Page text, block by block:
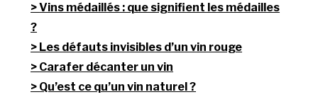
Vins médaillés : que signifient les médailles
?
Les défauts invisibles d’un vin rouge
Carafer décanter un vin
Qu’est ce qu’un vin naturel ?